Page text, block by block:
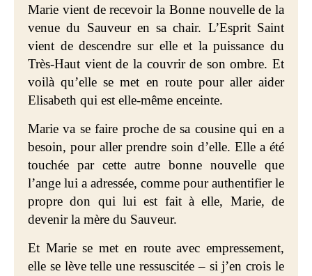
Marie vient de recevoir la Bonne nouvelle de la
venue du Sauveur en sa chair. L’Esprit Saint
vient de descendre sur elle et la puissance du
Très-Haut vient de la couvrir de son ombre. Et
voilà qu’elle se met en route pour aller aider
Elisabeth qui est elle-même enceinte.
Marie va se faire proche de sa cousine qui en a
besoin, pour aller prendre soin d’elle. Elle a été
touchée par cette autre bonne nouvelle que
l’ange lui a adressée, comme pour authentifier le
propre don qui lui est fait à elle, Marie, de
devenir la mère du Sauveur.
Et Marie se met en route avec empressement,
elle se lève telle une ressuscitée – si j’en crois le